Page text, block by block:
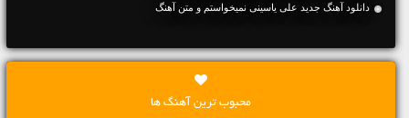
دانلود آهنگ جديد علی یاسینی نمیخواستم و متن آهنگ
محبوب ترین آهنگ ها